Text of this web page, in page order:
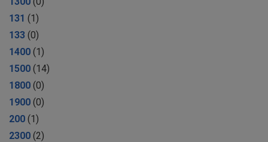
131 (1)
133 (0)
1400 (1)
1500 (14)
1800 (0)
1900 (0)
200 (1)
2300 (2)